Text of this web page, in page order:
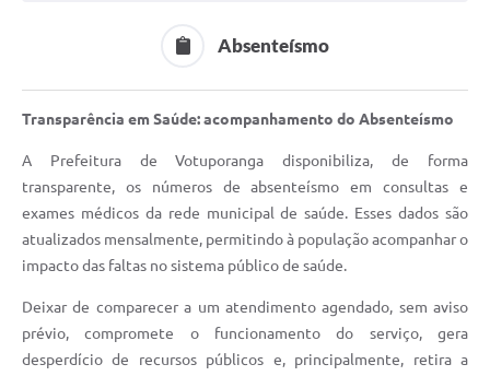
Arquivos para Download
Ouvidoria
Legislação
Transparência
Absenteísmo
Transparência em Saúde: acompanhamento do Absenteísmo
A Prefeitura de Votuporanga disponibiliza, de forma
transparente, os números de absenteísmo em consultas e
exames médicos da rede municipal de saúde. Esses dados são
atualizados mensalmente, permitindo à população acompanhar o
impacto das faltas no sistema público de saúde.
Deixar de comparecer a um atendimento agendado, sem aviso
prévio, compromete o funcionamento do serviço, gera
desperdício de recursos públicos e, principalmente, retira a